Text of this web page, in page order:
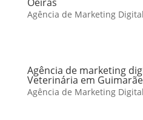
Agência de Marketing
Agência de marketing
Veterinária em
Agência de Marketing